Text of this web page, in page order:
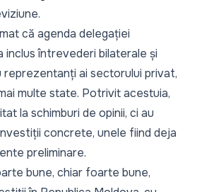
că agenda delegației
inclus întrevederi bilaterale și
ai sectorului privat,
multe state. Potrivit acestuia,
la schimburi de opinii, ci au
concrete, unele fiind deja
preliminare.
bune, chiar foarte bune,